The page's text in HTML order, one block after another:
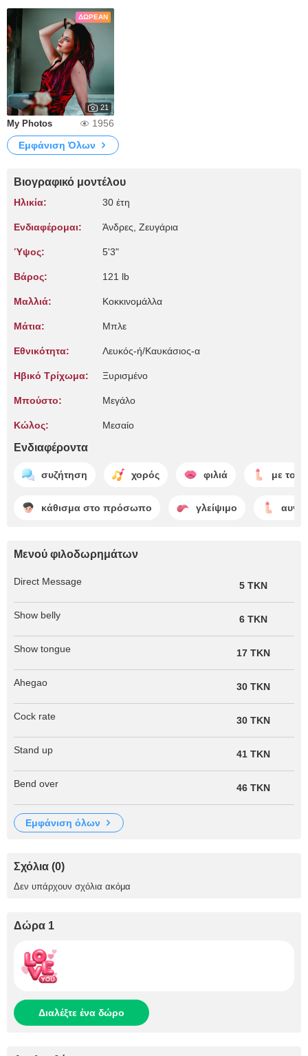
ΔΩΡΕΆΝ
21
My Photos
1956
Εμφάνιση Όλων
Βιογραφικό μοντέλου
Ηλικία: 30 έτη
Ενδιαφέρομαι: Άνδρες, Zευγάρια
Ύψος: 5'3"
Βάρος: 121 lb
Μαλλιά: Κοκκινομάλλα
Μάτια: Μπλε
Εθνικότητα: Λευκός-ή/Καυκάσιος-α
Ηβικό Τρίχωμα: Ξυρισμένο
Μπούστο: Μεγάλο
Κώλος: Μεσαίο
Ενδιαφέροντα
συζήτηση χορός φιλιά με το
κάθισμα στο πρόσωπο γλείψιμο
Μενού φιλοδωρημάτων
Direct Message 5 TKN
Show belly 6 TKN
Show tongue 17 TKN
Ahegao 30 TKN
Cock rate 30 TKN
Stand up 41 TKN
Bend over 46 TKN
εμφάνιση όλων
Σχόλια (0)
Δεν υπάρχουν σχόλια ακόμα
Δώρα 1
Διαλέξτε ένα δώρο